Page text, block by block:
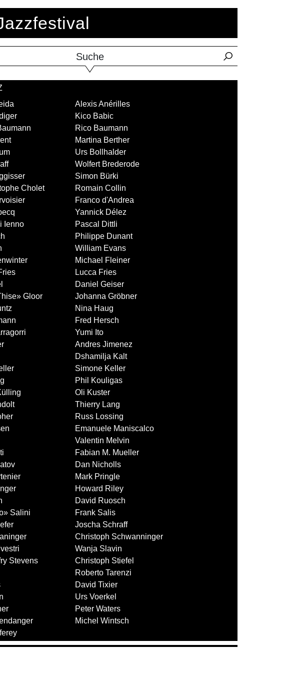
Suche
Alexis Anérilles
Kico Babic
Rico Baumann
Martina Berther
Urs Bollhalder
Wolfert Brederode
Simon Bürki
Cholet
Romain Collin
Franco d'Andrea
Yannick Délez
Ienno
Pascal Dittli
Philippe Dunant
William Evans
Michael Fleiner
Lucca Fries
Daniel Geiser
Gloor
Johanna Gröbner
Nina Haug
Fred Hersch
Yumi Ito
Andres Jimenez
Dshamilja Kalt
Simone Keller
Phil Kouligas
Oli Kuster
Thierry Lang
Russ Lossing
Emanuele Maniscalco
Valentin Melvin
Fabian M. Mueller
Dan Nicholls
Mark Pringle
Howard Riley
David Ruosch
Salini
Frank Salis
Joscha Schraff
Christoph Schwanninger
Wanja Slavin
Stevens
Christoph Stiefel
Roberto Tarenzi
David Tixier
Urs Voerkel
Peter Waters
Michel Wintsch